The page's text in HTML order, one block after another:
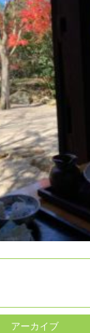
アーカイブ